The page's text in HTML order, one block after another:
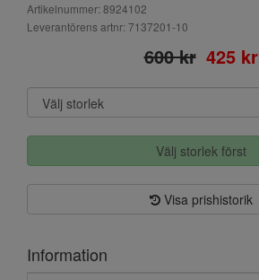
Artikelnummer: 8924102
Leverantörens artnr: 7137201-10
600 kr 425 kr
Välj storlek först
Visa prishistorik
Information